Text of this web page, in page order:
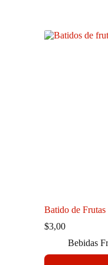
Batido de Frutas
$3,00
Bebidas
Este